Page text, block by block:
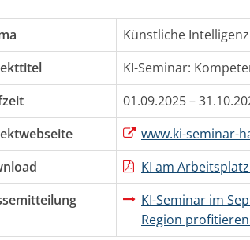
Künstliche Intelligenz
KI-Seminar:
01.09.2025 –
www.ki-seminar-
KI am
KI-Seminar im
Region